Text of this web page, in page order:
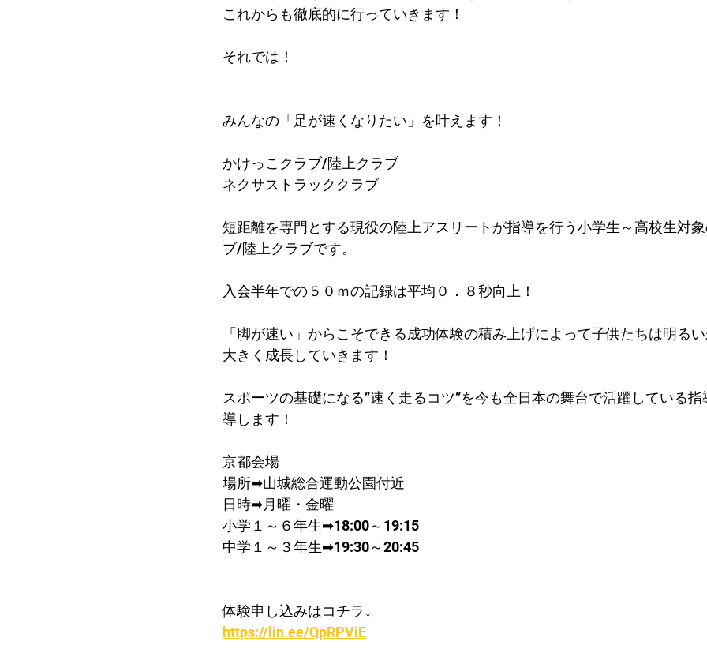
これからも徹底的に行っていきます！
それでは！
みんなの「足が速くなりたい」を叶えます！
かけっこクラブ/陸上クラブ
ネクサストラッククラブ
短距離を専門とする現役の陸上アスリートが指導を行う小学生～高校生対
ブ/陸上クラブです。
入会半年での５０ｍの記録は平均０．８秒向上！​
「脚が速い」からこそできる成功体験の積み上げによって子供たちは明る
大きく成長していきます！
スポーツの基礎になる”速く走るコツ”を今も全日本の舞台で活躍している
導します！
京都会場
場所➡山城総合運動公園付近
日時➡月曜・金曜
​小学１～６年生➡18:00～19:15
中学１～３年生➡19:30～20:45
体験申し込みはコチラ↓
https://lin.ee/QpRPViE